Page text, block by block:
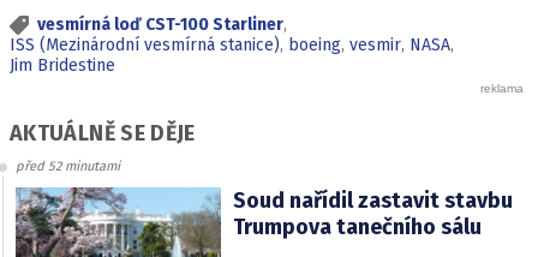
vesmírná loď CST-100 Starliner,
ISS (Mezinárodní vesmírná stanice), boeing, vesmir, NASA,
Jim Bridestine
AKTUÁLNĚ SE DĚJE
před 52 minutami
Soud nařídil zastavit stavbu
Trumpova tanečního sálu